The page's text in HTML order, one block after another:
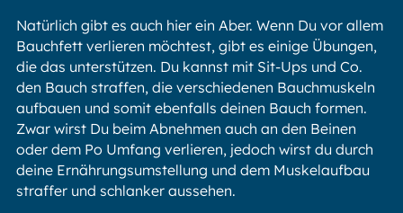
Natürlich gibt es auch hier ein Aber. Wenn Du vor allem
Bauchfett verlieren möchtest, gibt es einige Übungen,
die das unterstützen. Du kannst mit Sit-Ups und Co.
den Bauch straffen, die verschiedenen Bauchmuskeln
aufbauen und somit ebenfalls deinen Bauch formen.
Zwar wirst Du beim Abnehmen auch an den Beinen
oder dem Po Umfang verlieren, jedoch wirst du durch
deine Ernährungsumstellung und dem Muskelaufbau
straffer und schlanker aussehen.